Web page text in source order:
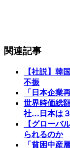
関連記事
【社説】韓
不振
「日本企業
世界時価総
社…日本は
【グローバ
られるのか
「貧困中産